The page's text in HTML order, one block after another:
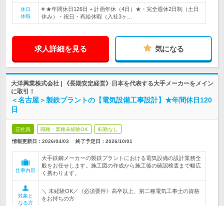
休日
休暇
# ★年間休日126日 + 計画年休（4日）★・完全週休2日制（土日
休み）・祝日・有給休暇（入社3ヶ…
求人詳細を見る 気になる
大洋興業株式会社 | 《長期安定経営》日本を代表する大手メーカーをメイン
に取引！
＜名古屋＞製鉄プラントの【電気設備工事設計】★年間休日120
日
正社員 職種・業種未経験OK 転勤なし
情報更新日：2026/04/03 終了予定日： 2026/10/01
仕事内容
大手鉄鋼メーカーの製鉄プラントにおける電気設備の設計業務全
般をお任せします。施工図の作成から施工後の確認検査まで幅広
く携わります。
対象と
なる方
＼ 未経験OK／《必須要件》高卒以上、第二種電気工事士の資格
をお持ちの方